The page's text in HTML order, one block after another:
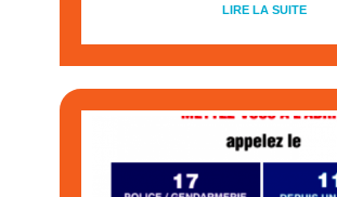
LIRE LA SUITE